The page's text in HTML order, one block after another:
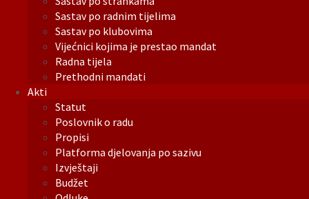
Sastav po radnim tijelima
Sastav po klubovima
Vijećnici kojima je prestao mandat
Radna tijela
Prethodni mandati
Akti
Statut
Poslovnik o radu
Propisi
Platforma djelovanja po sazivu
Izvještaji
Budžet